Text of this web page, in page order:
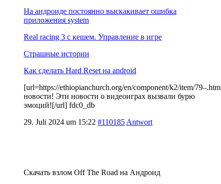
На андроиде постоянно выскакивает ошибка
приложения system
Real racing 3 c кешем. Управление в игре
Страшные истории
Как сделать Hard Reset на android
[url=https://ethiopianchurch.org/en/component/k2/item/
новости! Эти новости о видеоиграх вызвали бурю
эмоций![/url] fdc0_db
29. Juli 2024 um 15:22 #110185 Antwort
Скачать взлом Off The Road на Андроид